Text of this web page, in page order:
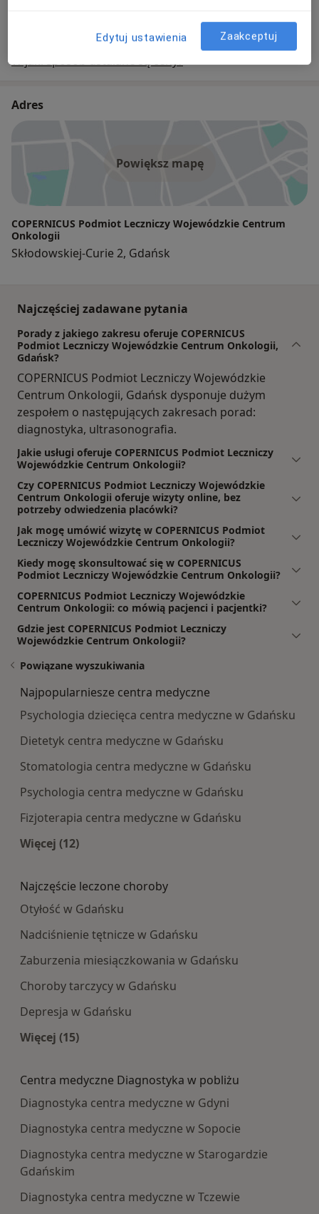
W jaki sposób ustalane są ceny?
Adres
Powiększ mapę
COPERNICUS Podmiot Leczniczy Wojewódzkie Centrum
Onkologii
Skłodowskiej-Curie 2, Gdańsk
Najczęściej zadawane pytania
Porady z jakiego zakresu oferuje COPERNICUS
Podmiot Leczniczy Wojewódzkie Centrum Onkologii,
Gdańsk?
COPERNICUS Podmiot Leczniczy Wojewódzkie
Centrum Onkologii, Gdańsk dysponuje dużym
zespołem o następujących zakresach porad:
diagnostyka, ultrasonografia.
Jakie usługi oferuje COPERNICUS Podmiot Leczniczy
Wojewódzkie Centrum Onkologii?
Czy COPERNICUS Podmiot Leczniczy Wojewódzkie
Centrum Onkologii oferuje wizyty online, bez
potrzeby odwiedzenia placówki?
Jak mogę umówić wizytę w COPERNICUS Podmiot
Leczniczy Wojewódzkie Centrum Onkologii?
Kiedy mogę skonsultować się w COPERNICUS
Podmiot Leczniczy Wojewódzkie Centrum Onkologii?
COPERNICUS Podmiot Leczniczy Wojewódzkie
Centrum Onkologii: co mówią pacjenci i pacjentki?
Gdzie jest COPERNICUS Podmiot Leczniczy
Wojewódzkie Centrum Onkologii?
Powiązane wyszukiwania
Najpopularniesze centra medyczne
Psychologia dziecięca centra medyczne w Gdańsku
Dietetyk centra medyczne w Gdańsku
Stomatologia centra medyczne w Gdańsku
Psychologia centra medyczne w Gdańsku
Fizjoterapia centra medyczne w Gdańsku
Więcej (12)
Najczęście leczone choroby
Otyłość w Gdańsku
Nadciśnienie tętnicze w Gdańsku
Zaburzenia miesiączkowania w Gdańsku
Choroby tarczycy w Gdańsku
Depresja w Gdańsku
Więcej (15)
Centra medyczne Diagnostyka w pobliżu
Diagnostyka centra medyczne w Gdyni
Diagnostyka centra medyczne w Sopocie
Diagnostyka centra medyczne w Starogardzie
Gdańskim
Diagnostyka centra medyczne w Tczewie
Edytuj ustawienia Zaakceptuj